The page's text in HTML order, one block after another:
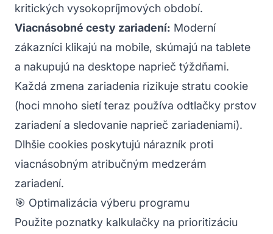
kritických vysokopríjmových období.
Viacnásobné cesty zariadení: Moderní
zákazníci klikajú na mobile, skúmajú na tablete
a nakupujú na desktope naprieč týždňami.
Každá zmena zariadenia rizikuje stratu cookie
(hoci mnoho sietí teraz používa odtlačky prstov
zariadení a sledovanie naprieč zariadeniami).
Dlhšie cookies poskytujú nárazník proti
viacnásobným atribučným medzerám
zariadení.
🎯 Optimalizácia výberu programu
Použite poznatky kalkulačky na prioritizáciu